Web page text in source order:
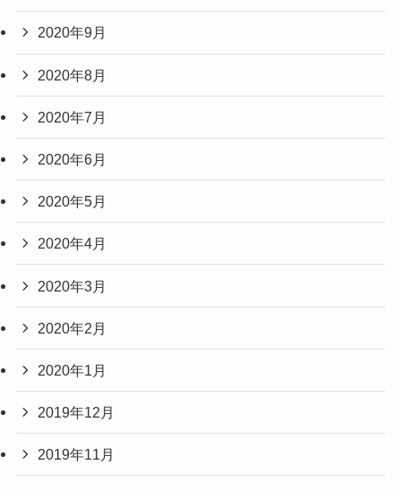
2020年9月
2020年8月
2020年7月
2020年6月
2020年5月
2020年4月
2020年3月
2020年2月
2020年1月
2019年12月
2019年11月